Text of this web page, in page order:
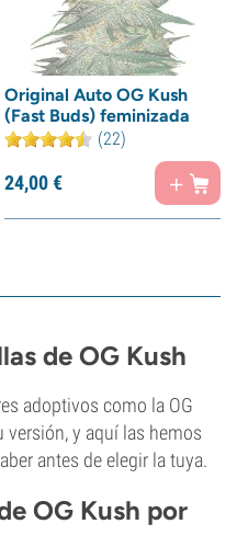
Original Auto OG Kush
(Fast Buds) feminizada
(22)
24,00€
de OG Kush
adoptivos como la OG
versión, y aquí las hemos
antes de elegir la tuya.
OG Kush por